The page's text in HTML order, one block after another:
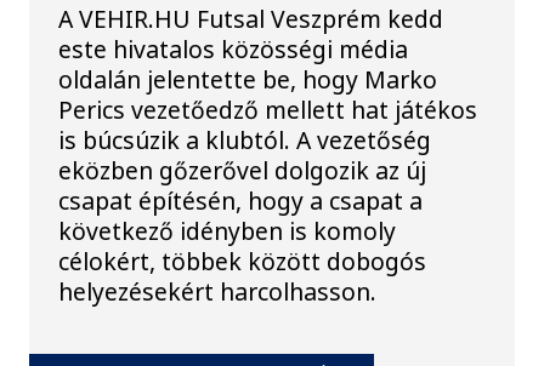
A VEHIR.HU Futsal Veszprém kedd
este hivatalos közösségi média
oldalán jelentette be, hogy Marko
Perics vezetőedző mellett hat játékos
is búcsúzik a klubtól. A vezetőség
eközben gőzerővel dolgozik az új
csapat építésén, hogy a csapat a
következő idényben is komoly
célokért, többek között dobogós
helyezésekért harcolhasson.